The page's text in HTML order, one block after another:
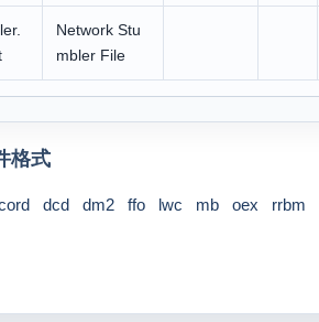
Network Stu
mbler File
格式
dcd dm2 ffo lwc mb oex rrbm